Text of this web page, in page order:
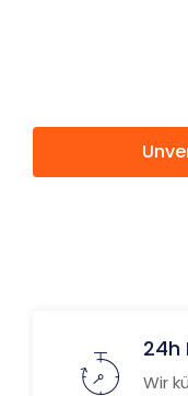
24h
Wir